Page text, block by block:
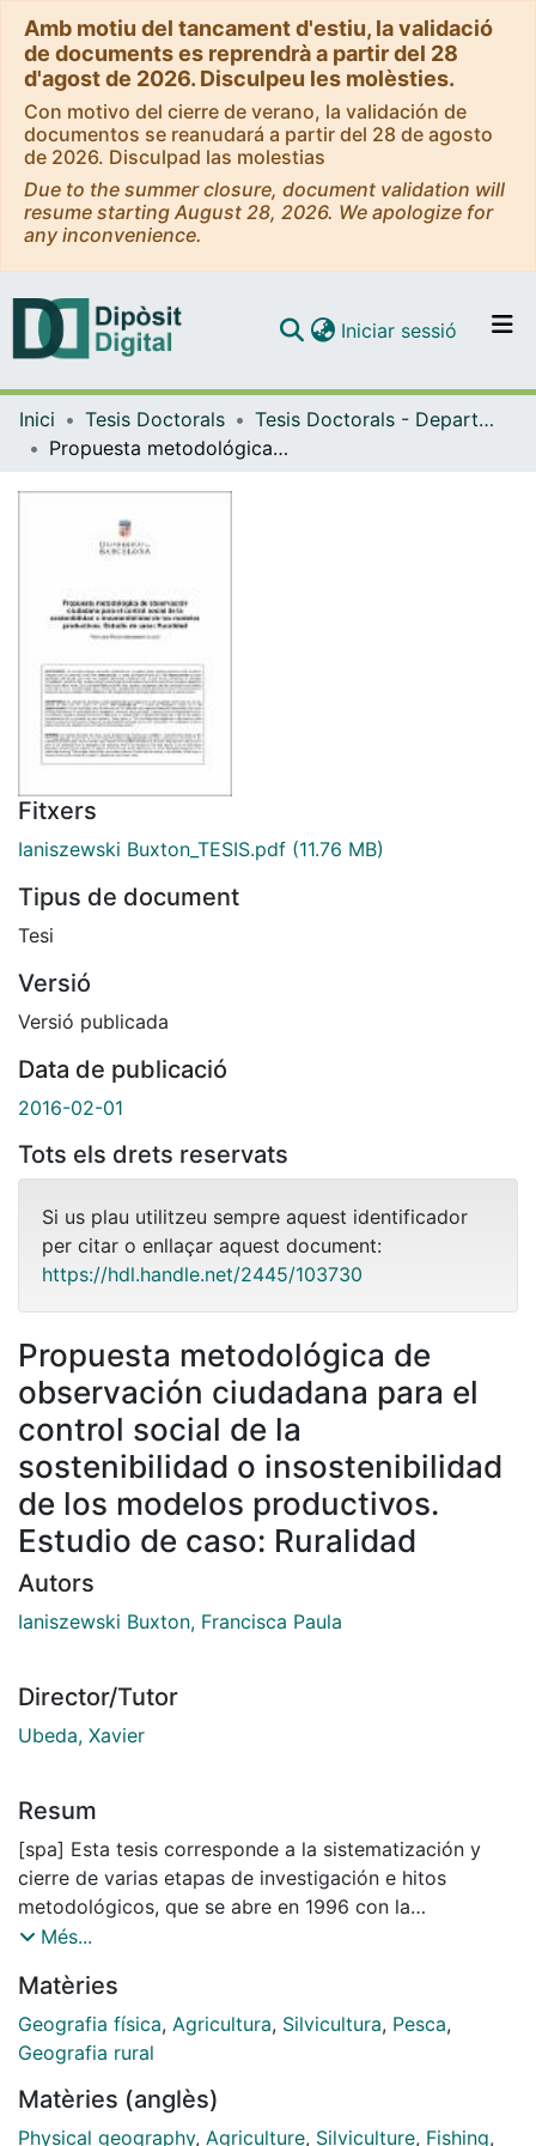
Amb motiu del tancament d'estiu, la validació
de documents es reprendrà a partir del 28
d'agost de 2026. Disculpeu les molèsties.
Con motivo del cierre de verano, la validación de
documentos se reanudará a partir del 28 de agosto
de 2026. Disculpad las molestias
Due to the summer closure, document validation will
resume starting August 28, 2026. We apologize for
any inconvenience.
Navega per tot el DD
Iniciar sessió (current)
Inici Tesis Doctorals
Tesis Doctorals - Departament - Geografia Física i Anàlisi Geogràfica Regional
Propuesta metodológica de observación ciudadana para el control social de la sostenibilidad o insostenibilidad de los modelos productivos. Estudio de caso: Ruralidad
Fitxers
Ianiszewski Buxton_TESIS.pdf (11.76 MB)
Tipus de document
Tesi
Versió
Versió publicada
Data de publicació
2016-02-01
Tots els drets reservats
Si us plau utilitzeu sempre aquest identificador
per citar o enllaçar aquest document:
https://hdl.handle.net/2445/103730
Propuesta metodológica de
observación ciudadana para el
control social de la
sostenibilidad o insostenibilidad
de los modelos productivos.
Estudio de caso: Ruralidad
Autors
Ianiszewski Buxton, Francisca Paula
Director/Tutor
Ubeda, Xavier
Resum
[spa] Esta tesis corresponde a la sistematización y
cierre de varias etapas de investigación e hitos
metodológicos, que se abre en 1996 con la
identificación de fenómenos de transformación del
culturales en Pisco Elqui1. Donde se reconoce la
relación entre el modelo de gestión agrícola de
monocultivo extensivo de parronales, aumento de la
población más joven, degradación ambiental del
soporte natural, procesos de urbanización y mejoras
Més...
Matèries
Geografia física, Agricultura, Silvicultura, Pesca,
Geografia rural
Matèries (anglès)
Physical geography, Agriculture, Silviculture, Fishing,